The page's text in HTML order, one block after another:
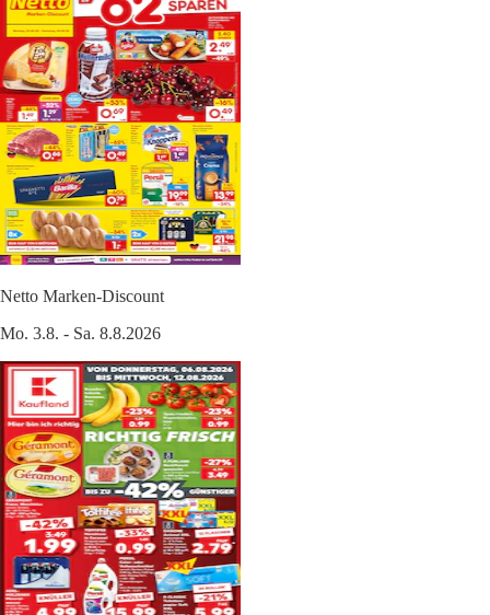
Netto Marken-Discount
Mo. 3.8. - Sa. 8.8.2026